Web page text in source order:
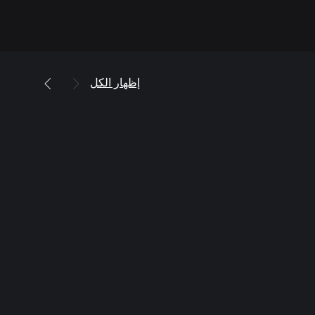
إظهار الكل